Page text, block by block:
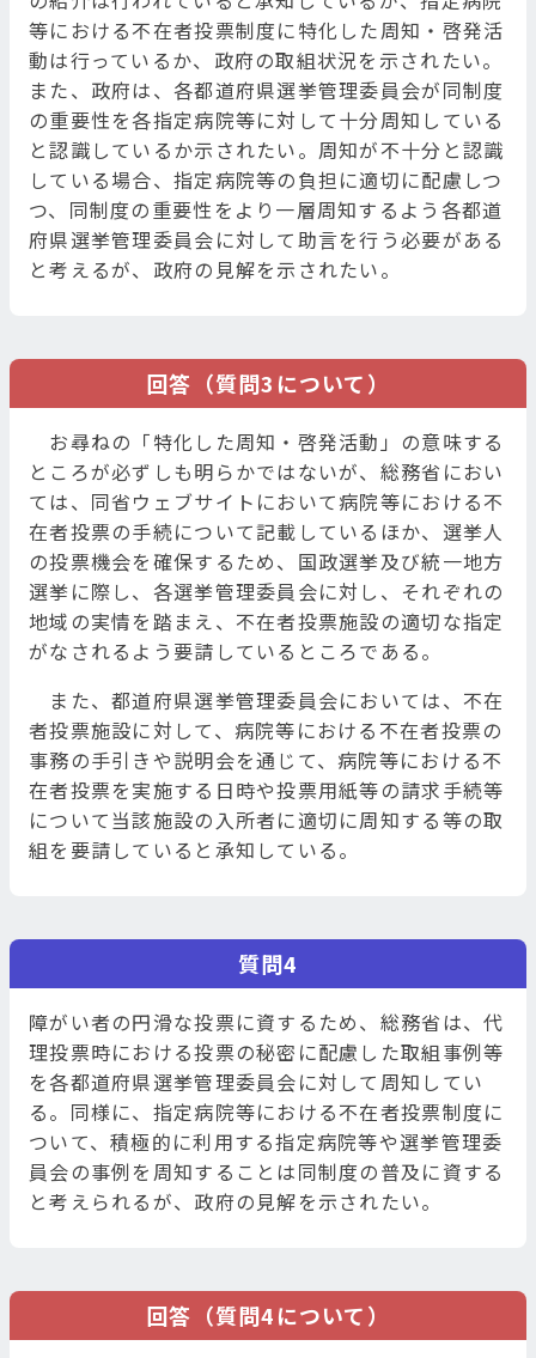
等における不在者投票制度に特化した周知・啓発活
動は行っているか、政府の取組状況を示されたい。
また、政府は、各都道府県選挙管理委員会が同制度
の重要性を各指定病院等に対して十分周知している
と認識しているか示されたい。周知が不十分と認識
している場合、指定病院等の負担に適切に配慮しつ
つ、同制度の重要性をより一層周知するよう各都道
府県選挙管理委員会に対して助言を行う必要がある
と考えるが、政府の見解を示されたい。
回答（質問3について）
お尋ねの「特化した周知・啓発活動」の意味する
ところが必ずしも明らかではないが、総務省におい
ては、同省ウェブサイトにおいて病院等における不
在者投票の手続について記載しているほか、選挙人
の投票機会を確保するため、国政選挙及び統一地方
選挙に際し、各選挙管理委員会に対し、それぞれの
地域の実情を踏まえ、不在者投票施設の適切な指定
がなされるよう要請しているところである。
また、都道府県選挙管理委員会においては、不在
者投票施設に対して、病院等における不在者投票の
事務の手引きや説明会を通じて、病院等における不
在者投票を実施する日時や投票用紙等の請求手続等
について当該施設の入所者に適切に周知する等の取
組を要請していると承知している。
質問4
障がい者の円滑な投票に資するため、総務省は、代
理投票時における投票の秘密に配慮した取組事例等
を各都道府県選挙管理委員会に対して周知してい
る。同様に、指定病院等における不在者投票制度に
ついて、積極的に利用する指定病院等や選挙管理委
員会の事例を周知することは同制度の普及に資する
と考えられるが、政府の見解を示されたい。
回答（質問4について）